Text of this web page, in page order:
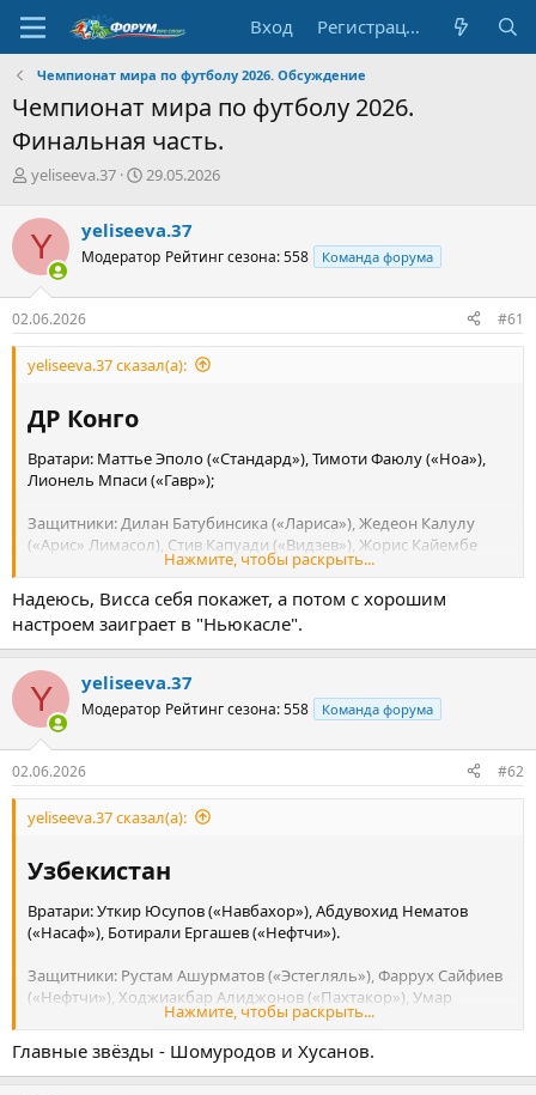
Вход Регистрация
Чемпионат мира по футболу 2026. Обсуждение
Чемпионат мира по футболу 2026.
Финальная часть.
А
т
о
т
е
м
ы
yeliseeva.37
Д
а
н
ч
л
а
29.05.2026
Y yeliseeva.37
Модератор Рейтинг сезона: 558 Команда форума
02.06.2026 #61
yeliseeva.37 сказал(а):
ДР Конго​
Вратари: Маттье Эполо («Стандард»), Тимоти Фаюлу («Ноа»),
Лионель Мпаси («Гавр»);
Защитники: Дилан Батубинсика («Лариса»), Жедеон Калулу
(«Арис» Лимасол), Стив Капуади («Видзев»), Жорис Кайембе
(«Генк»), Артюр Масуаку («Ланс»), Шансель Мбемба («Лилль»),
Аксель Туанзебе («Бернли»), Аарон Уан-Биссака («Вест Хэм»);
Полузащитники: Тео Бонгонда («Спартак»), Гаэль Какута
(«Лариса»), Эдо Кайембе («Уотфорд»), Натанаэль Мбуку
(«Монпелье»), Самюэль Мутуссами («Атромитос»), Нгалайель
Мукау («Лилль»), Шарль Пикель («Эспаньол»), Ноа Садики
(«Сандерленд»), Арон Тшибола («Килмарнок»);
Нападающие: Мешак Элиа («Аланьяспор»), Брайан Чипенга
(«Кастельон»), Седрик Бакамбу («Бетис»), Симон Банза («Аль-
Джазира»), Фистон Майеле («Пирамидс»), Йоан Висса
Нажмите, чтобы раскрыть...
Надеюсь, Висса себя покажет, а потом с хорошим
настроем заиграет в "Ньюкасле".
Y yeliseeva.37
Модератор Рейтинг сезона: 558 Команда форума
02.06.2026 #62
yeliseeva.37 сказал(а):
Узбекистан​
Вратари: Уткир Юсупов («Навбахор»), Абдувохид Нематов
(«Насаф»), Ботирали Ергашев («Нефтчи»).
Защитники: Рустам Ашурматов («Эстегляль»), Фаррух Сайфиев
(«Нефтчи»), Ходжиакбар Алиджонов («Пахтакор»), Умар
Ешмуродов («Насаф»), Шерзод Насруллаев («Насаф»),
Аль-Фуджайра»), Жахонгир Урозов («Динамо» Самарканд),
Бехруз Каримов («Сухрон»), Авазбек Улмасалиев (АГМК).
Нажмите, чтобы раскрыть...
Главные звёзды - Шомуродов и Хусанов.